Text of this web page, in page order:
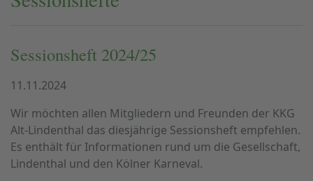
Sessionsheft 2024/25
11.11.2024
Wir möchten allen Mitgliedern und Freunden der KKG
Alt-Lindenthal das diesjährige Sessionsheft empfehlen.
Es enthält für Informationen rund um die Gesellschaft,
Lindenthal und den Kölner Karneval.